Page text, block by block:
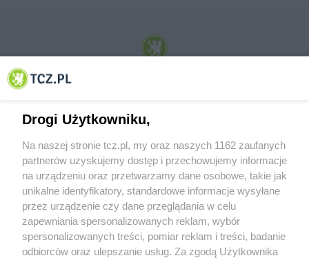
© 2001-2026 Tczew - TCZ.PL Sp. z o.o. Internetowy Serwis Informacyjny Miasta
O FIRMIE POLITYKA PRYWATNOŚCI HOSTING
REKLAMA WSPÓŁPRACA RSS FACEBOOK KONTAKT
Drogi Użytkowniku,
Na naszej stronie tcz.pl, my oraz naszych 1162 zaufanych
partnerów uzyskujemy dostęp i przechowujemy informacje
na urządzeniu oraz przetwarzamy dane osobowe, takie jak
unikalne identyfikatory, standardowe informacje wysyłane
przez urządzenie czy dane przeglądania w celu
zapewniania spersonalizowanych reklam, wybór
spersonalizowanych treści, pomiar reklam i treści, badanie
odbiorców oraz ulepszanie usług. Za zgodą Użytkownika